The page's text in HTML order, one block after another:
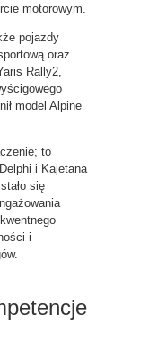
motorowym.
pojazdy
oraz
Rally2,
model Alpine
to
i Kajetana
się
i